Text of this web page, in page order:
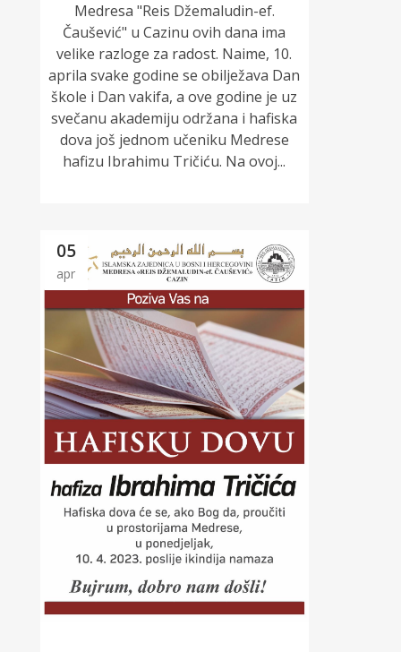
Medresa "Reis Džemaludin-ef.
Čaušević" u Cazinu ovih dana ima
velike razloge za radost. Naime, 10.
aprila svake godine se obilježava Dan
škole i Dan vakifa, a ove godine je uz
svečanu akademiju održana i hafiska
dova još jednom učeniku Medrese
hafizu Ibrahimu Tričiću. Na ovoj...
05
apr